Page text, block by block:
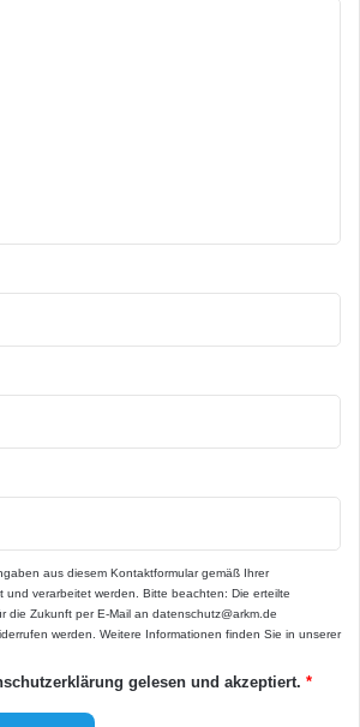
aus diesem Kontaktformular gemäß Ihrer
und verarbeitet werden. Bitte beachten: Die erteilte
die Zukunft per E-Mail an datenschutz@arkm.de
werden. Weitere Informationen finden Sie in unserer
gelesen und akzeptiert. *